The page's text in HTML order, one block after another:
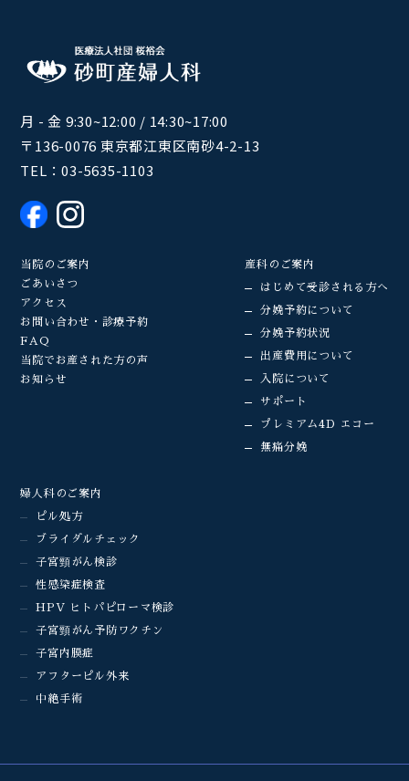
月 - 金 9:30~12:00 / 14:30~17:00
〒136-0076 東京都江東区南砂4-2-13
TEL：03-5635-1103
当院のご案内
ごあいさつ
アクセス
お問い合わせ・診療予約
FAQ
当院でお産された方の声
お知らせ
産科のご案内
はじめて受診される方へ
分娩予約について
分娩予約状況
出産費用について
入院について
サポート
プレミアム4D エコー
無痛分娩
婦人科のご案内
ピル処方
ブライダルチェック
子宮頸がん検診
性感染症検査
HPV ヒトパピローマ検診
子宮頸がん予防ワクチン
子宮内膜症
アフターピル外来
中絶手術